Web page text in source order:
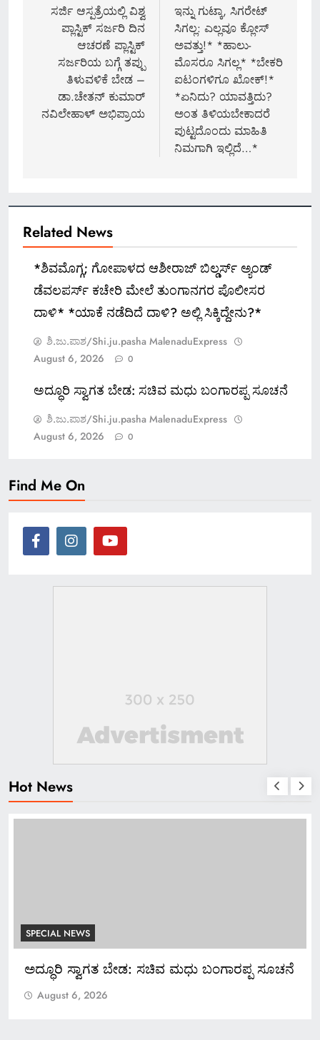
navigation
ಸರ್ಜಿ ಆಸ್ಪತ್ರೆಯಲ್ಲಿ ವಿಶ್ವ
ಪ್ಲಾಸ್ಟಿಕ್ ಸರ್ಜರಿ ದಿನ
ಆಚರಣೆ ಪ್ಲಾಸ್ಟಿಕ್
ಸರ್ಜರಿಯ ಬಗ್ಗೆ ತಪ್ಪು
ತಿಳುವಳಿಕೆ ಬೇಡ –
ಡಾ.ಚೇತನ್ ಕುಮಾರ್
ನವಿಲೇಹಾಳ್ ಅಭಿಪ್ರಾಯ
ಇನ್ನು ಗುಟ್ಕಾ, ಸಿಗರೇಟ್
ಸಿಗಲ್ಲ: ಎಲ್ಲವೂ ಕ್ಲೋಸ್
ಅವತ್ತು!* *ಹಾಲು-
ಮೊಸರೂ ಸಿಗಲ್ಲ* *ಬೇಕರಿ
ಐಟಂಗಳಿಗೂ ಖೋಕ್!*
*ಏನಿದು? ಯಾವತ್ತಿದು?
ಅಂತ ತಿಳಿಯಬೇಕಾದರೆ
ಪುಟ್ಟದೊಂದು ಮಾಹಿತಿ
ನಿಮಗಾಗಿ ಇಲ್ಲಿದೆ…*
Related News
*ಶಿವಮೊಗ್ಗ; ಗೋಪಾಳದ ಆಶೀರಾಜ್ ಬಿಲ್ಡರ್ಸ್ ಅ್ಯಂಡ್
ಡೆವಲಪರ್ಸ್ ಕಚೇರಿ ಮೇಲೆ ತುಂಗಾನಗರ ಪೊಲೀಸರ
ದಾಳಿ* *ಯಾಕೆ ನಡೆದಿದೆ ದಾಳಿ? ಅಲ್ಲಿ ಸಿಕ್ಕಿದ್ದೇನು?*
ಶಿ.ಜು.ಪಾಶ/Shi.ju.pasha MalenaduExpress
August 6, 2026
0
ಅದ್ಧೂರಿ ಸ್ವಾಗತ ಬೇಡ: ಸಚಿವ ಮಧು ಬಂಗಾರಪ್ಪ ಸೂಚನೆ
ಶಿ.ಜು.ಪಾಶ/Shi.ju.pasha MalenaduExpress
August 6, 2026
0
Find Me On
Hot News
ಬಂಗಾರಪ್ಪ ಸೂಚನೆ
*ಬ್ಯಾಂಕ್ ಸಿಬ್ಬಂದಿಯಿಂದಲೇ ನಕಲಿ